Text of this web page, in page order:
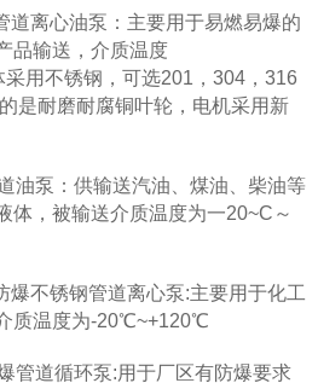
离心油泵：主要用于易燃易爆的
品输送，介质温度
用不锈钢，可选201，304，316
是耐磨耐腐铜叶轮，电机采用新
泵：供输送汽油、煤油、柴油等
体，被输送介质温度为一20~C～
不锈钢管道离心泵:主要用于化工
质温度为-20℃~+120℃
道循环泵:用于厂区有防爆要求